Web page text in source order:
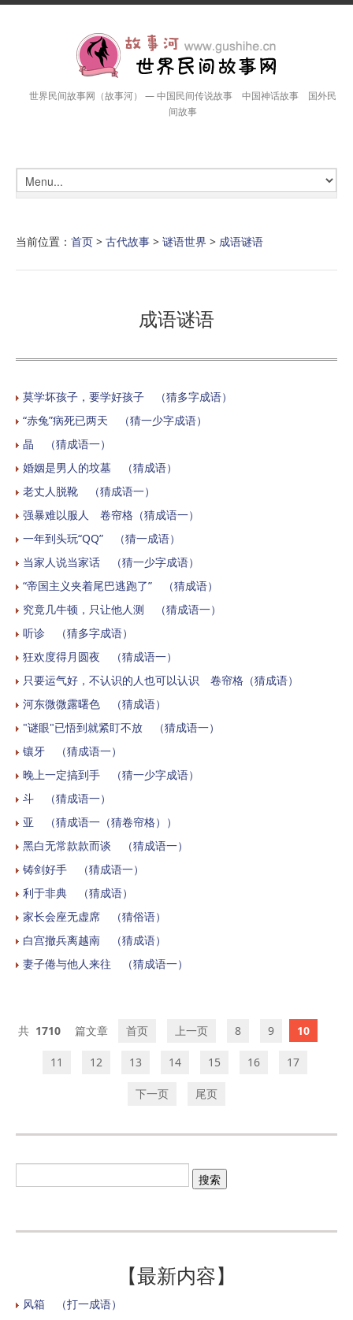
世界民间故事网（故事河） — 中国民间传说故事 中国神话故事 国外民
间故事
当前位置： 首页 > 古代故事 > 谜语世界 > 成语谜语
成语谜语
莫学坏孩子，要学好孩子 （猜多字成语）
“赤兔”病死已两天 （猜一少字成语）
晶 （猜成语一）
婚姻是男人的坟墓 （猜成语）
老丈人脱靴 （猜成语一）
强暴难以服人 卷帘格（猜成语一）
一年到头玩“QQ” （猜一成语）
当家人说当家话 （猜一少字成语）
“帝国主义夹着尾巴逃跑了” （猜成语）
究竟几牛顿，只让他人测 （猜成语一）
听诊 （猜多字成语）
狂欢度得月圆夜 （猜成语一）
只要运气好，不认识的人也可以认识 卷帘格（猜成语）
河东微微露曙色 （猜成语）
"谜眼"已悟到就紧盯不放 （猜成语一）
镶牙 （猜成语一）
晚上一定搞到手 （猜一少字成语）
斗 （猜成语一）
亚 （猜成语一（猜卷帘格））
黑白无常款款而谈 （猜成语一）
铸剑好手 （猜成语一）
利于非典 （猜成语）
家长会座无虚席 （猜俗语）
白宫撤兵离越南 （猜成语）
妻子倦与他人来往 （猜成语一）
1710 首页 上一页 8 9 10
11 12 13 14 15 16 17
下一页 尾页
【最新内容】
风箱 （打一成语）